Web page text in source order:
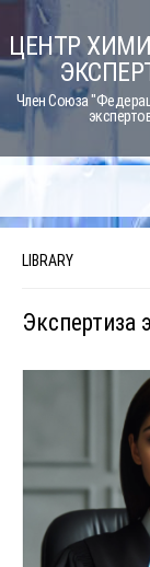
Skip
to
content
ЦЕНТР
Член Союза
LIBRARY
Экспертиза